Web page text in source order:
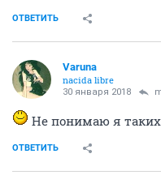
ОТВЕТИТЬ
Varuna
nacida libre
30 января 2018
Не понимаю я
ОТВЕТИТЬ